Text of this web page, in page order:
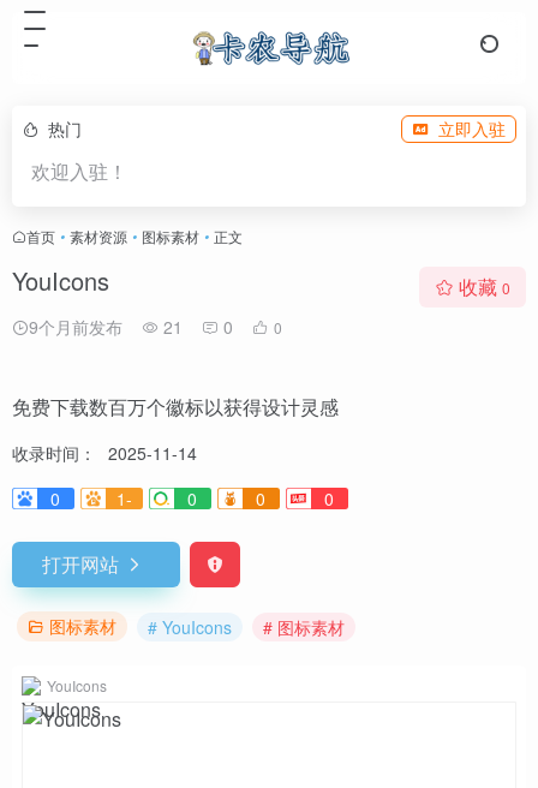
热门 立即入驻
欢迎入驻！
首页 • 素材资源 • 图标素材 • 正文
YouIcons
9个月前发布 21 0 0
收藏 0
免费下载数百万个徽标以获得设计灵感
收录时间：
2025-11-14
0
1- 0 0 0
打开网站
图标素材 # YouIcons # 图标素材
YouIcons